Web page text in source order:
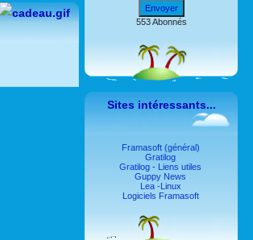
Envoyer
553 Abonnés
Sites intéressants...
Framasoft (général)
Gratilog
Gratilog - Liens utiles
Guppy News
Lea -Linux
Logiciels Framasoft